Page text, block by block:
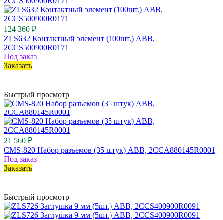
124 360 ₽
ZLS632 Контактный элемент (100шт.) ABB,
2CCS500900R0171
Под заказ
Заказать
Быстрый просмотр
21 560 ₽
CMS-820 Набор разъемов (35 штук) ABB, 2CCA880145R0001
Под заказ
Заказать
Быстрый просмотр